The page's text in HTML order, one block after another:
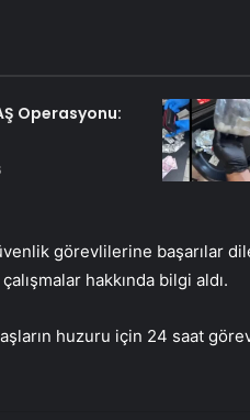
Operasyonu:
görevlilerine başarılar
hakkında bilgi aldı.
huzuru için 24 saat